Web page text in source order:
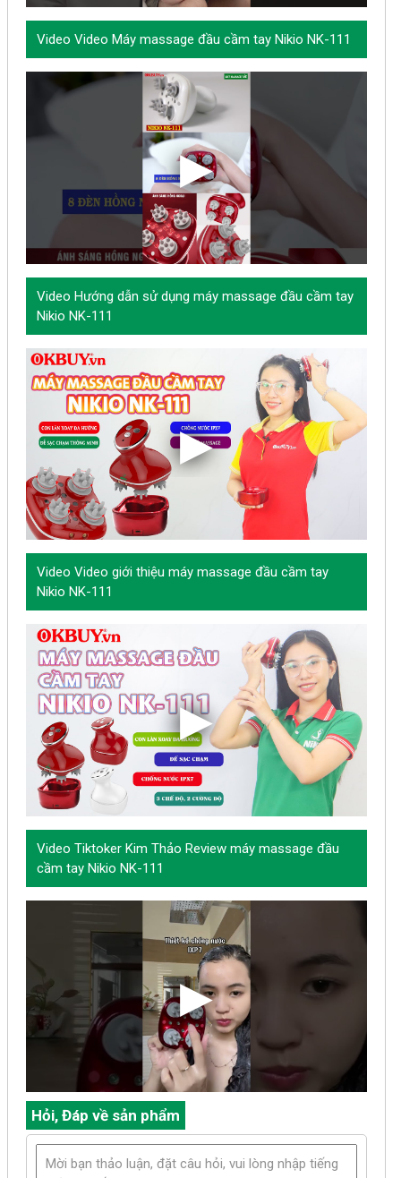
Video Video Máy massage đầu cầm tay Nikio NK-111
Video Hướng dẫn sử dụng máy massage đầu cầm tay
Nikio NK-111
Video Video giới thiệu máy massage đầu cầm tay
Nikio NK-111
Video Tiktoker Kim Thảo Review máy massage đầu
cầm tay Nikio NK-111
Hỏi, Đáp về sản phẩm